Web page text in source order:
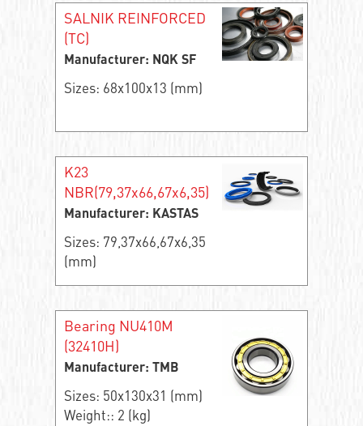
SALNIK REINFORCED
(TC)
Manufacturer: NQK SF
Sizes: 68x100x13 (mm)
K23
NBR(79,37x66,67x6,35)
Manufacturer: KASTAS
Sizes: 79,37x66,67x6,35
(mm)
Bearing NU410M
(32410H)
Manufacturer: TMB
Sizes: 50x130x31 (mm)
Weight:: 2 (kg)